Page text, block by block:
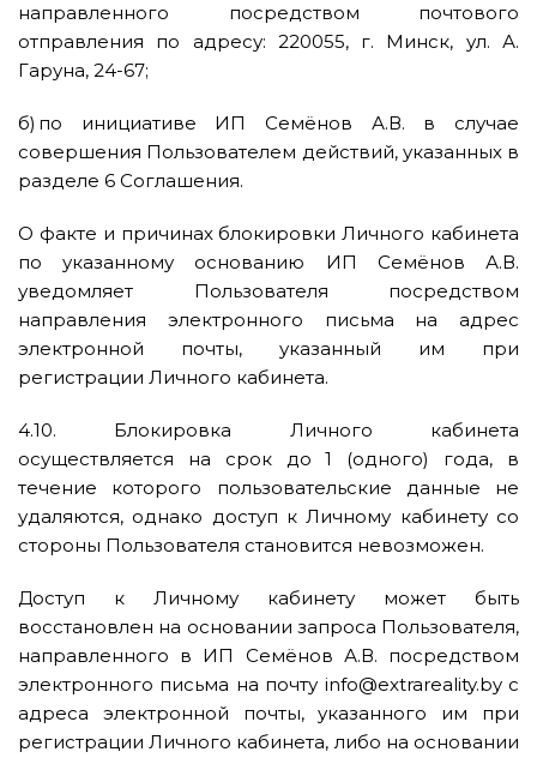
направленного посредством почтового
отправления по адресу: 220055, г. Минск, ул. А.
Гаруна, 24-67;
б) по инициативе ИП Семёнов А.В. в случае
совершения Пользователем действий, указанных в
разделе 6 Соглашения.
О факте и причинах блокировки Личного кабинета
по указанному основанию ИП Семёнов А.В.
уведомляет Пользователя посредством
направления электронного письма на адрес
электронной почты, указанный им при
регистрации Личного кабинета.
4.10. Блокировка Личного кабинета
осуществляется на срок до 1 (одного) года, в
течение которого пользовательские данные не
удаляются, однако доступ к Личному кабинету со
стороны Пользователя становится невозможен.
Доступ к Личному кабинету может быть
восстановлен на основании запроса Пользователя,
направленного в ИП Семёнов А.В. посредством
электронного письма на почту info@extrareality.by с
адреса электронной почты, указанного им при
регистрации Личного кабинета, либо на основании